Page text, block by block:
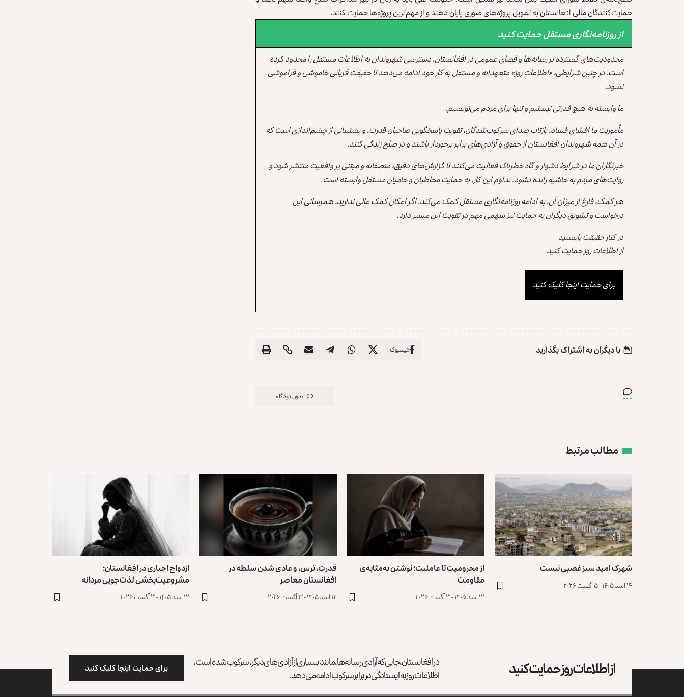
حمایت‌کنندگان مالی افغانستان به تمویل پروژه‌های صوری پایان دهند و از مهم‌ترین پروژه‌ها حمایت کنند.
از روزنامه‌نگاری مستقل حمایت کنید
محدودیت‌های گسترده بر رسانه‌ها و فضای عمومی در افغانستان، دسترسی شهروندان به اطلاعات مستقل را محدود کرده
است. در چنین شرایطی، «اطلاعات روز» متعهدانه و مستقل به کار خود ادامه می‌دهد تا حقیقت قربانی خاموشی و فراموشی
نشود.
ما وابسته به هیچ قدرتی نیستیم و تنها برای مردم می‌نویسیم.
مأموریت ما افشای فساد، بازتاب صدای سرکوب‌شدگان، تقویت پاسخگویی صاحبان قدرت، و پشتیبانی از چشم‌اندازی است که
در آن همه شهروندان افغانستان از حقوق و آزادی‌های برابر برخوردار باشند و در صلح زندگی کنند.
خبرنگاران ما در شرایط دشوار و گاه خطرناک فعالیت می‌کنند تا گزارش‌های دقیق، منصفانه و مبتنی بر واقعیت منتشر شود و
روایت‌های مردم به حاشیه رانده نشود. تداوم این کار، به حمایت مخاطبان و حامیان مستقل وابسته است.
هر کمک، فارغ از میزان آن، به ادامه روزنامه‌نگاری مستقل کمک می‌کند. اگر امکان کمک مالی ندارید، همرسانی این
درخواست و تشویق دیگران به حمایت نیز سهمی مهم در تقویت این مسیر دارد.
در کنار حقیقت بایستید
از اطلاعات روز حمایت کنید
برای حمایت اینجا کلیک کنید
با دیگران به‌‌ اشتراک بگذارید فیسبوک
بدون دیدگاه
مطالب مرتبط
شهرک امید سبز غصبی نیست
۱۴ اسد ۱۴۰۵ - ۵ آگست ۲۰۲۶
از محرومیت تا عاملیت؛ نوشتن به‌مثابه‌ی
مقاومت
۱۲ اسد ۱۴۰۵ - ۳ آگست ۲۰۲۶
قدرت، ترس، و عادی ‌شدن سلطه در
افغانستان معاصر
۱۲ اسد ۱۴۰۵ - ۳ آگست ۲۰۲۶
ازدواج اجباری در افغانستان؛
مشروعیت‌بخشی لذت‌جویی مردانه
۱۲ اسد ۱۴۰۵ - ۳ آگست ۲۰۲۶
از اطلاعات روز حمایت کنید در افغانستان، جایی که آزادی رسانه‌ها، مانند بسیاری از آزادی‌های دیگر، سرکوب شده است،
اطلاعات روز به ایستادگی در برابر سرکوب ادامه می‌دهد. برای حمایت اینجا کلیک کنید